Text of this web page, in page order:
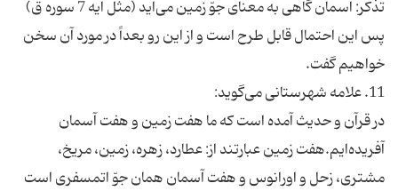
تذکر: آسمان گاهی به معنای جوّ زمین می‌آید (مثل آیه 7 سوره ق)
پس این احتمال قابل طرح است و از این رو بعداً در مورد آن سخن
خواهیم گفت.
11. علامه شهرستانی می‌گوید:
در قرآن و حدیث آمده است که ما هفت زمین و هفت آسمان
آفریده‌ایم.هفت زمین عبارتند از: عطارد، زهره، زمین، مریخ،
مشتری، زحل و اورانوس و هفت آسمان همان جوّ اتمسفری است